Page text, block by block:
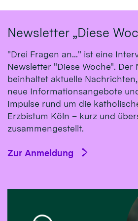
Newsletter „Diese
"Drei Fragen an..." ist eine
Newsletter "Diese Woche". Der
beinhaltet aktuelle
neue Informationsangebote
Impulse rund um die
Erzbistum Köln – kurz und
zusammengestellt.
Zur Anmeldung